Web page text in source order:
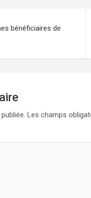
bénéficiaires de
Les champs